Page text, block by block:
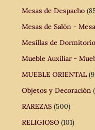
Mesas de Despacho
Mesas de Salón -
Mesillas de Dormitorio
Mueble Auxiliar -
MUEBLE ORIENTAL
Objetos y Decoración
RAREZAS (500)
RELIGIOSO (101)